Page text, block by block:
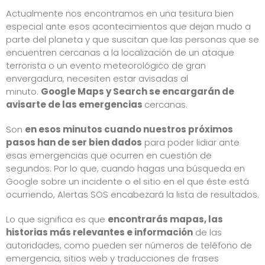
Actualmente nos encontramos en una tesitura bien
especial ante esos acontecimientos que dejan mudo a
parte del planeta y que suscitan que las personas que se
encuentren cercanas a la localización de un ataque
terrorista o un evento meteorológico de gran
envergadura, necesiten estar avisadas al
minuto. Google Maps y Search se encargarán de
avisarte de las emergencias cercanas.
Son en esos minutos cuando nuestros próximos
pasos han de ser bien dados para poder lidiar ante
esas emergencias que ocurren en cuestión de
segundos. Por lo que, cuando hagas una búsqueda en
Google sobre un incidente o el sitio en el que éste está
ocurriendo, Alertas SOS encabezará la lista de resultados.
Lo que significa es que encontrarás mapas, las
historias más relevantes e información de las
autoridades, como pueden ser números de teléfono de
emergencia, sitios web y traducciones de frases